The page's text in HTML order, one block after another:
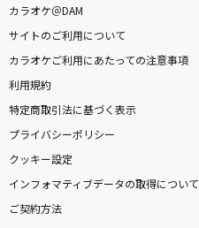
星街の駅で
tuki.
[生音]ガリレオは恋をする
優里
恋は渾沌の隷也
カラオケ＠DAM
サイトのご利用について
カラオケご利用にあたっての注意事項
利用規約
特定商取引法に基づく表示
プライバシーポリシー
クッキー設定
インフォマティブデータの取得について
ご契約方法